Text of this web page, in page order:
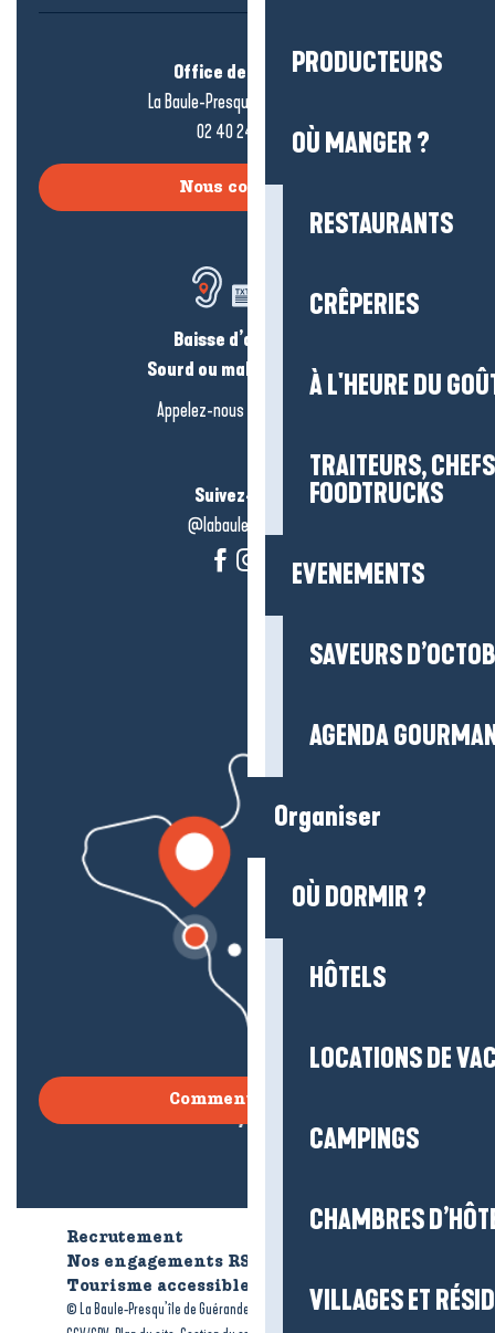
PRODUCTEURS
OÙ MANGER ?
RESTAURANTS
CRÊPERIES
À L'HEURE DU
TRAITEURS,
FOODTRUCKS
EVENEMENTS
SAVEURS
AGENDA
Organiser
OÙ DORMIR ?
HÔTELS
LOCATIONS DE
CAMPINGS
CHAMBRES
VILLAGES ET
Office de tourisme
La Baule-Presqu’île de Guérande
02 40 24 34 44
Nous contacter
Baisse d’audition ?
Sourd ou malentendant ?
Appelez-nous en
Suivez-nous !
@labauleguérande
Comment venir ?
Recrutement
Nos engagements RSE
Tourisme accessible
Brochures
© La Baule-Presqu’île de Guérande tourisme Mentions légales-